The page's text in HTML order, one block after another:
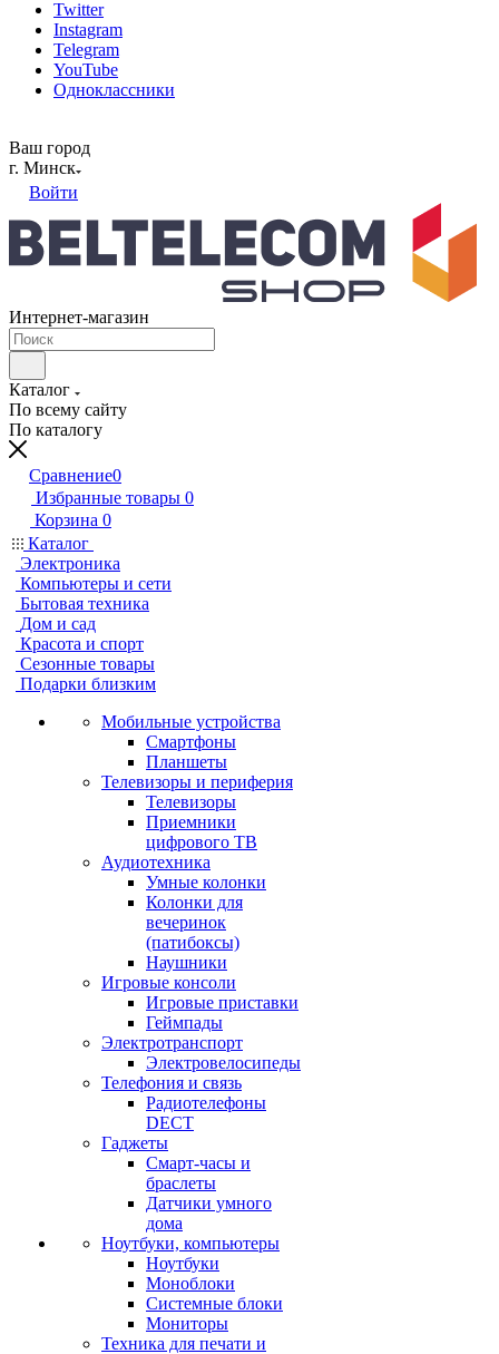
Twitter
Instagram
Telegram
YouTube
Одноклассники
Ваш город
г. Минск
Войти
Интернет-магазин
Каталог
По всему сайту
По каталогу
Сравнение0
Избранные товары 0
Корзина 0
Каталог
Электроника
Компьютеры и сети
Бытовая техника
Дом и сад
Красота и спорт
Сезонные товары
Подарки близким
Мобильные устройства
Смартфоны
Планшеты
Телевизоры и периферия
Телевизоры
Приемники
цифрового ТВ
Аудиотехника
Умные колонки
Колонки для
вечеринок
(патибоксы)
Наушники
Игровые консоли
Игровые приставки
Геймпады
Электротранспорт
Электровелосипеды
Телефония и связь
Радиотелефоны
DECT
Гаджеты
Смарт-часы и
браслеты
Датчики умного
дома
Ноутбуки, компьютеры
Ноутбуки
Моноблоки
Системные блоки
Мониторы
Техника для печати и